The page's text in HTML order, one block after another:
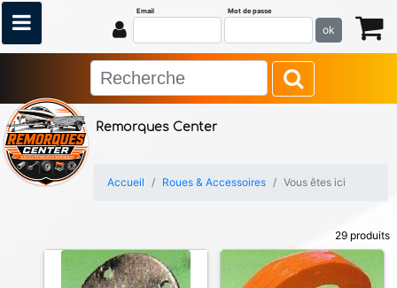
Remorques Center
Email Mot de passe
ok
Accueil Roues & Accessoires Vous êtes ici
29 produits